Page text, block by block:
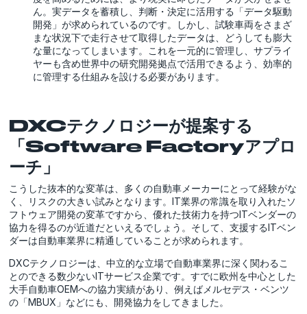
ん。実データを蓄積し、判断・決定に活用する「データ駆動
開発」が求められているのです。しかし、試験車両をさまざ
まな状況下で走行させて取得したデータは、どうしても膨大
な量になってしまいます。これを一元的に管理し、サプライ
ヤーも含め世界中の研究開発拠点で活用できるよう、効率的
に管理する仕組みを設ける必要があります。
DXCテクノロジーが提案する
「Software Factoryアプロ
ーチ」
こうした抜本的な変革は、多くの自動車メーカーにとって経験がな
く、リスクの大きい試みとなります。IT業界の常識を取り入れたソ
フトウェア開発の変革ですから、優れた技術力を持つITベンダーの
協力を得るのが近道だといえるでしょう。そして、支援するITベン
ダーは自動車業界に精通していることが求められます。
DXCテクノロジーは、中立的な立場で自動車業界に深く関わるこ
とのできる数少ないITサービス企業です。すでに欧州を中心とした
大手自動車OEMへの協力実績があり、例えばメルセデス・ベンツ
の「MBUX」などにも、開発協力をしてきました。